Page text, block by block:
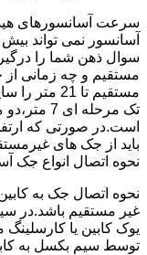
سرعت آسانسورهای
آسانسور نمی تواند
سوال ذهن شما را
مستقیم و چه زمانی
مستقیم تا
باید از جک های
نحوه اتصال انواع جک
نحوه اتصال جک به
غیر مستقیم باشد.در
یوک کابین یا
توسط سیم بکسل به